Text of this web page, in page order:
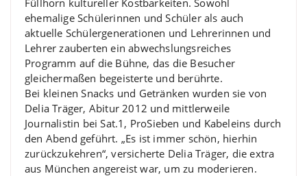
ehemalige Schülerinnen und Schüler als auch
aktuelle Schülergenerationen und Lehrerinnen und
Lehrer zauberten ein abwechslungsreiches
Programm auf die Bühne, das die Besucher
gleichermaßen begeisterte und berührte.
Bei kleinen Snacks und Getränken wurden sie von
Delia Träger, Abitur 2012 und mittlerweile
Journalistin bei Sat.1, ProSieben und Kabeleins durch
den Abend geführt. „Es ist immer schön, hierhin
zurückzukehren“, versicherte Delia Träger, die extra
aus München angereist war, um zu moderieren.